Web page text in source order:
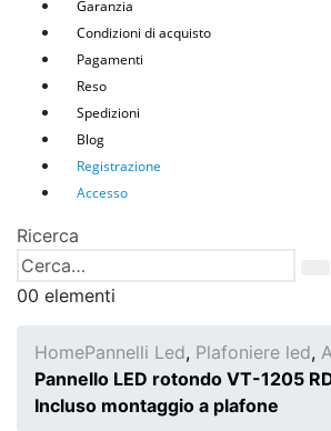
Garanzia
Condizioni di acquisto
Pagamenti
Reso
Spedizioni
Blog
Registrazione
Accesso
Ricerca
00 elementi
HomePannelli Led, Plafoniere led,
Pannello LED rotondo VT-1205
Incluso montaggio a plafone